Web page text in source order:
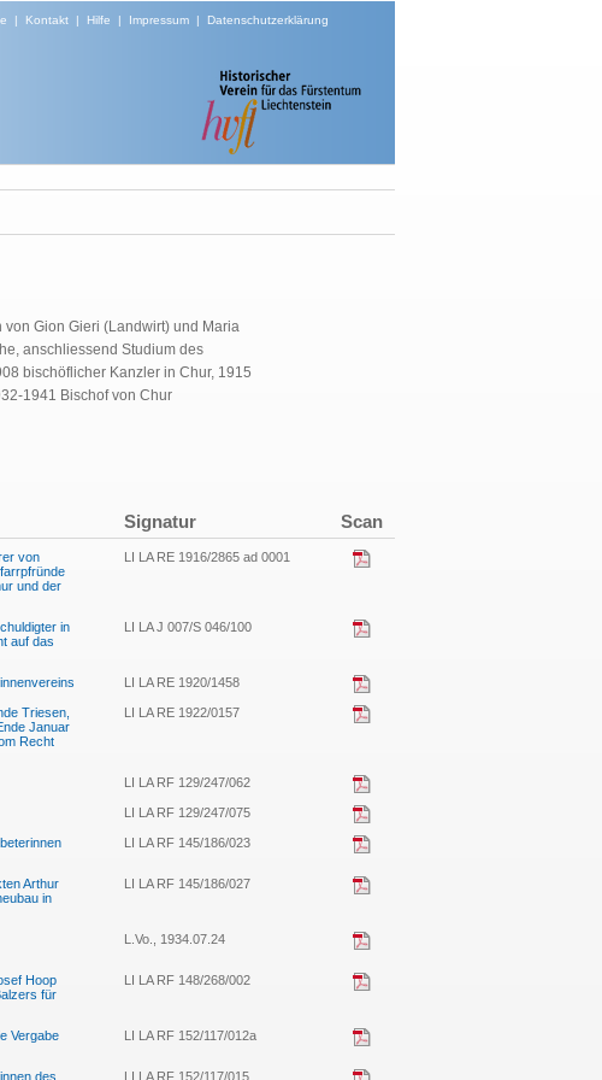
| Kontakt| Hilfe | Impressum| Datenschutzerklärung
von Gion Gieri (Landwirt) und Maria
anschliessend Studium des
bischöflicher Kanzler in Chur, 1915
1941 Bischof von Chur
Signatur Scan
von
und der
LI LA RE 1916/2865 ad 0001
in
auf das
LI LA J 007/S 046/100
LI LA RE 1920/1458
Triesen,
Januar
Recht
LI LA RE 1922/0157
LI LA RF 129/247/062
LI LA RF 129/247/075
LI LA RF 145/186/023
Arthur
in
LI LA RF 145/186/027
L.Vo., 1934.07.24
Hoop
für
LI LA RF 148/268/002
Vergabe
LI LA RF 152/117/012a
des LI LA RF 152/117/015